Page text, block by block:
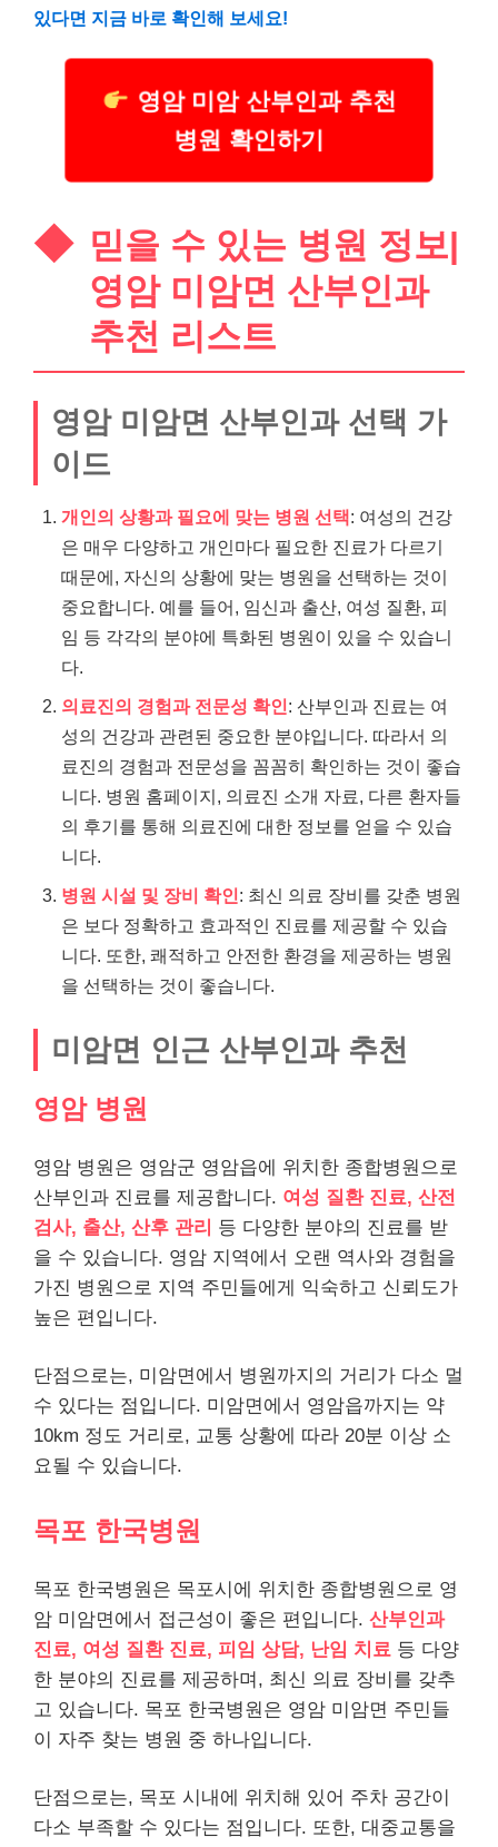
있다면 지금 바로 확인해 보세요!
영암 미암 산부인과 추천
병원 확인하기
믿을 수 있는 병원 정보|
영암 미암면 산부인과
추천 리스트
영암 미암면 산부인과 선택 가
이드
개인의 상황과 필요에 맞는 병원 선택: 여성의 건강
은 매우 다양하고 개인마다 필요한 진료가 다르기
때문에, 자신의 상황에 맞는 병원을 선택하는 것이
중요합니다. 예를 들어, 임신과 출산, 여성 질환, 피
임 등 각각의 분야에 특화된 병원이 있을 수 있습니
다.
의료진의 경험과 전문성 확인: 산부인과 진료는 여
성의 건강과 관련된 중요한 분야입니다. 따라서 의
료진의 경험과 전문성을 꼼꼼히 확인하는 것이 좋습
니다. 병원 홈페이지, 의료진 소개 자료, 다른 환자들
의 후기를 통해 의료진에 대한 정보를 얻을 수 있습
니다.
병원 시설 및 장비 확인: 최신 의료 장비를 갖춘 병원
은 보다 정확하고 효과적인 진료를 제공할 수 있습
니다. 또한, 쾌적하고 안전한 환경을 제공하는 병원
을 선택하는 것이 좋습니다.
미암면 인근 산부인과 추천
영암 병원
영암 병원은 영암군 영암읍에 위치한 종합병원으로
산부인과 진료를 제공합니다. 여성 질환 진료, 산전
검사, 출산, 산후 관리 등 다양한 분야의 진료를 받
을 수 있습니다. 영암 지역에서 오랜 역사와 경험을
가진 병원으로 지역 주민들에게 익숙하고 신뢰도가
높은 편입니다.
단점으로는, 미암면에서 병원까지의 거리가 다소 멀
수 있다는 점입니다. 미암면에서 영암읍까지는 약
10km 정도 거리로, 교통 상황에 따라 20분 이상 소
요될 수 있습니다.
목포 한국병원
목포 한국병원은 목포시에 위치한 종합병원으로 영
암 미암면에서 접근성이 좋은 편입니다. 산부인과
진료, 여성 질환 진료, 피임 상담, 난임 치료 등 다양
한 분야의 진료를 제공하며, 최신 의료 장비를 갖추
고 있습니다. 목포 한국병원은 영암 미암면 주민들
이 자주 찾는 병원 중 하나입니다.
단점으로는, 목포 시내에 위치해 있어 주차 공간이
다소 부족할 수 있다는 점입니다. 또한, 대중교통을